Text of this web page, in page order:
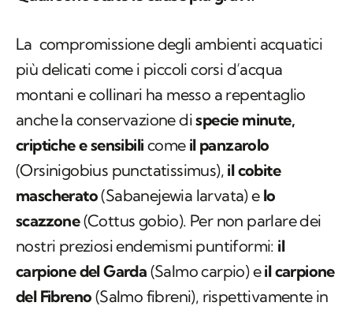
La compromissione degli ambienti acquatici
più delicati come i piccoli corsi d’acqua
montani e collinari ha messo a repentaglio
anche la conservazione dispecie minute,
criptiche e sensibili come il panzarolo
(Orsinigobius punctatissimus), il cobite
mascherato(Sabanejewia larvata) e lo
scazzone(Cottus gobio). Per non parlare dei
nostri preziosi endemismi puntiformi: il
carpione del Garda (Salmo carpio) eil carpione
del Fibreno (Salmo fibreni), rispettivamente in